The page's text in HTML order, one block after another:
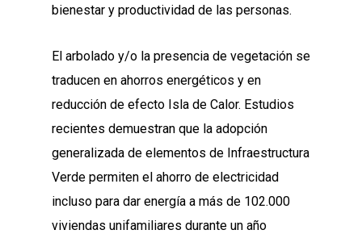
bienestar y productividad de las personas.
El arbolado y/o la presencia de vegetación se
traducen en ahorros energéticos y en
reducción de efecto Isla de Calor. Estudios
recientes demuestran que la adopción
generalizada de elementos de Infraestructura
Verde permiten el ahorro de electricidad
incluso para dar energía a más de 102.000
viviendas unifamiliares durante un año